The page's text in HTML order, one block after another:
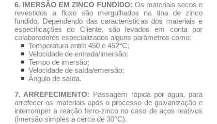
6. IMERSÃO EM ZINCO FUNDIDO: Os materiais secos e
revestidos a fluxo são mergulhados na tina de zinco
fundido. Dependendo das características dos materiais e
especificações do Cliente, são levados em conta por
colaboradores especializados alguns parâmetros como:
Temperatura entre 450 e 452°C;
Velocidade de entrada/imersão;
Tempo de imersão;
Velocidade de saída/emersão;
Ângulo de saída.
7. ARREFECIMENTO: Passagem rápida por água, para
arrefecer os materiais após o processo de galvanização e
interromper a reação ferro-zinco no caso de aços reativos
(imersão simples a cerca de 30°C).